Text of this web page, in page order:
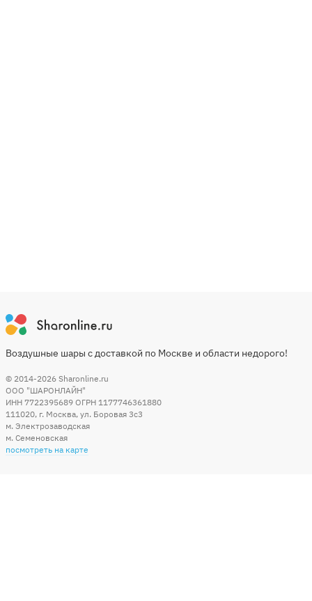
Воздушные шары с доставкой по Москве и области недорого!
© 2014-2026 Sharonline.ru
ООО "ШАРОНЛАЙН"
ИНН 7722395689 ОГРН 1177746361880
111020, г. Москва, ул. Боровая 3c3
м. Электрозаводская
м. Семеновская
посмотреть на карте